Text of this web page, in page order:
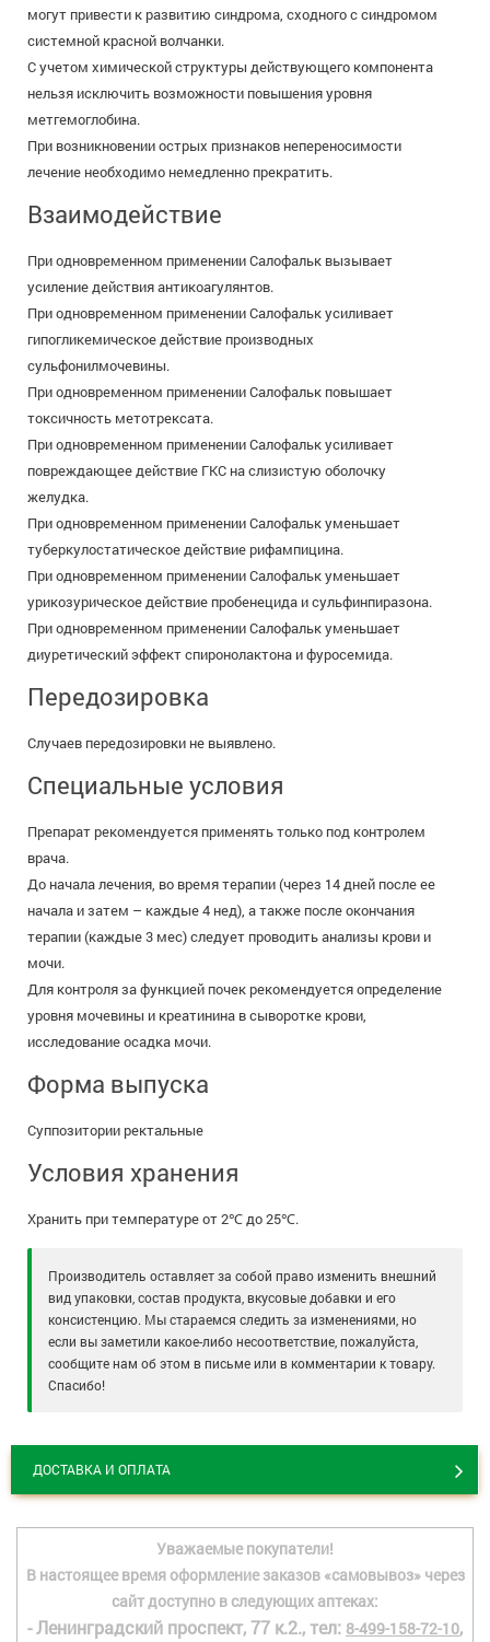
могут привести к развитию синдрома, сходного с синдромом
системной красной волчанки.
С учетом химической структуры действующего компонента
нельзя исключить возможности повышения уровня
метгемоглобина.
При возникновении острых признаков непереносимости
лечение необходимо немедленно прекратить.
Взаимодействие
При одновременном применении Салофальк вызывает
усиление действия антикоагулянтов.
При одновременном применении Салофальк усиливает
гипогликемическое действие производных
сульфонилмочевины.
При одновременном применении Салофальк повышает
токсичность метотрексата.
При одновременном применении Салофальк усиливает
повреждающее действие ГКС на слизистую оболочку
желудка.
При одновременном применении Салофальк уменьшает
туберкулостатическое действие рифампицина.
При одновременном применении Салофальк уменьшает
урикозурическое действие пробенецида и сульфинпиразона.
При одновременном применении Салофальк уменьшает
диуретический эффект спиронолактона и фуросемида.
Передозировка
Случаев передозировки не выявлено.
Специальные условия
Препарат рекомендуется применять только под контролем
врача.
До начала лечения, во время терапии (через 14 дней после ее
начала и затем – каждые 4 нед), а также после окончания
терапии (каждые 3 мес) следует проводить анализы крови и
мочи.
Для контроля за функцией почек рекомендуется определение
уровня мочевины и креатинина в сыворотке крови,
исследование осадка мочи.
Форма выпуска
Суппозитории ректальные
Условия хранения
Хранить при температуре от 2℃ до 25℃.
Производитель оставляет за собой право изменить внешний
вид упаковки, состав продукта, вкусовые добавки и его
консистенцию. Мы стараемся следить за изменениями, но
если вы заметили какое-либо несоответствие, пожалуйста,
сообщите нам об этом в письме или в комментарии к товару.
Спасибо!
ДОСТАВКА И ОПЛАТА
Уважаемые покупатели!
В настоящее время оформление заказов «самовывоз» через
сайт доступно в следующих аптеках:
- Ленинградский проспект, 77 к.2., тел: 8-499-158-72-10,